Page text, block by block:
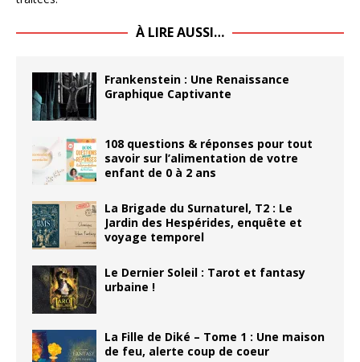
À LIRE AUSSI…
Frankenstein : Une Renaissance
Graphique Captivante
108 questions & réponses pour tout
savoir sur l’alimentation de votre
enfant de 0 à 2 ans
La Brigade du Surnaturel, T2 : Le
Jardin des Hespérides, enquête et
voyage temporel
Le Dernier Soleil : Tarot et fantasy
urbaine !
La Fille de Diké – Tome 1 : Une maison
de feu, alerte coup de coeur